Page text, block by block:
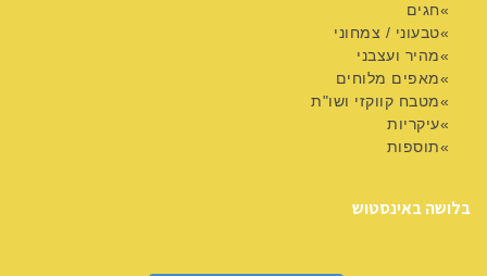
חגים
טבעוני / צמחוני
מהיר ועצבני
מאפים מלוחים
מטבח קווקזי ושו"ת
עיקריות
תוספות
בלושה באינסטוש